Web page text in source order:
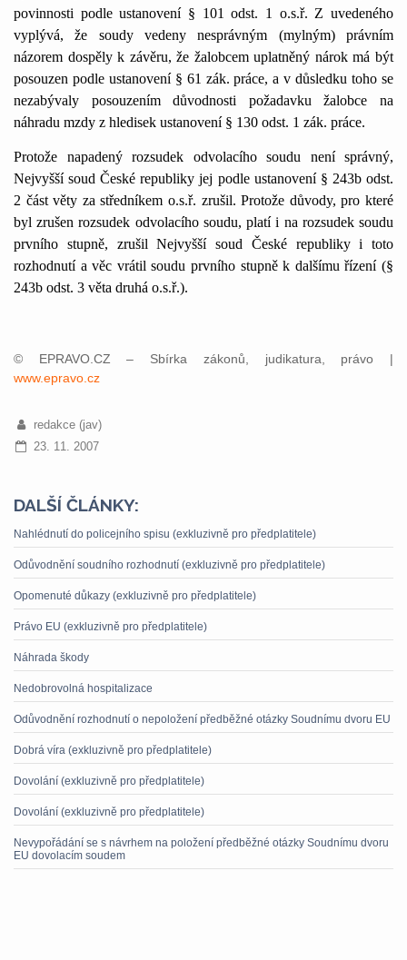
povinnosti podle ustanovení § 101 odst. 1 o.s.ř. Z uvedeného
vyplývá, že soudy vedeny nesprávným (mylným) právním
názorem dospěly k závěru, že žalobcem uplatněný nárok má být
posouzen podle ustanovení § 61 zák. práce, a v důsledku toho se
nezabývaly posouzením důvodnosti požadavku žalobce na
náhradu mzdy z hledisek ustanovení § 130 odst. 1 zák. práce.
Protože napadený rozsudek odvolacího soudu není správný,
Nejvyšší soud České republiky jej podle ustanovení § 243b odst.
2 část věty za středníkem o.s.ř. zrušil. Protože důvody, pro které
byl zrušen rozsudek odvolacího soudu, platí i na rozsudek soudu
prvního stupně, zrušil Nejvyšší soud České republiky i toto
rozhodnutí a věc vrátil soudu prvního stupně k dalšímu řízení (§
243b odst. 3 věta druhá o.s.ř.).
© EPRAVO.CZ – Sbírka zákonů, judikatura, právo |
www.epravo.cz
redakce (jav)
23. 11. 2007
DALŠÍ ČLÁNKY:
Nahlédnutí do policejního spisu (exkluzivně pro předplatitele)
Odůvodnění soudního rozhodnutí (exkluzivně pro předplatitele)
Opomenuté důkazy (exkluzivně pro předplatitele)
Právo EU (exkluzivně pro předplatitele)
Náhrada škody
Nedobrovolná hospitalizace
Odůvodnění rozhodnutí o nepoložení předběžné otázky Soudnímu dvoru EU
Dobrá víra (exkluzivně pro předplatitele)
Dovolání (exkluzivně pro předplatitele)
Dovolání (exkluzivně pro předplatitele)
Nevypořádání se s návrhem na položení předběžné otázky Soudnímu dvoru
EU dovolacím soudem